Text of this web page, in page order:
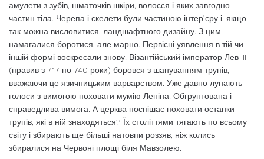
амулети з зубів, шматочків шкіри, волосся і яких завгодно
частин тіла. Черепа і скелети були частиною інтер’єру і, якщо
так можна висловитися, ландшафтного дизайну. З цим
намагалися боротися, але марно. Первісні уявлення в тій чи
іншій формі воскресали знову. Візантійський імператор Лев III
(правив з 717 по 740 роки) боровся з шануванням трупів,
вважаючи це язичницьким варварством. Уже давно лунають
голоси з вимогою поховати мумію Леніна. Обгрунтована і
справедлива вимога. А церква поспішає поховати останки
трупів, які в ній знаходяться? Їх століттями тягають по всьому
світу і збирають ще більші натовпи роззяв, ніж колись
збиралися на Червоні площі біля Мавзолею.